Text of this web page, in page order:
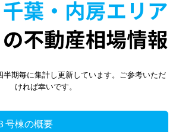
半期毎に集計し更新しています。ご参考いただ
ければ幸いです。
号棟の概要